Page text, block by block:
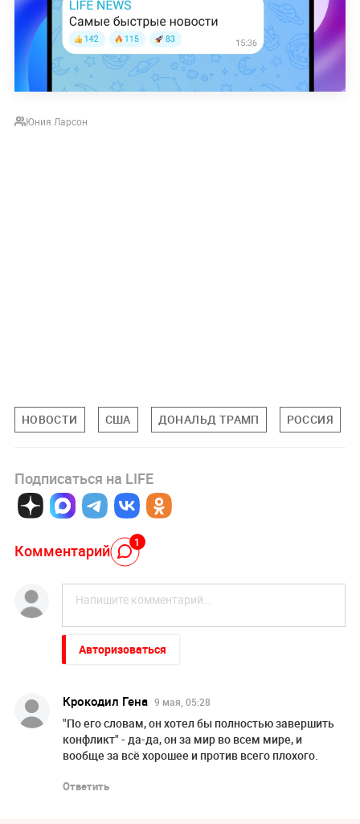
Юния Ларсон
НОВОСТИ США ДОНАЛЬД ТРАМП РОССИЯ
Подписаться на LIFE
Комментарий 1
Авторизоваться
Крокодил Гена 9 мая, 05:28
"По его словам, он хотел бы полностью завершить
конфликт" - да-да, он за мир во всем мире, и
вообще за всё хорошее и против всего плохого.
Ответить